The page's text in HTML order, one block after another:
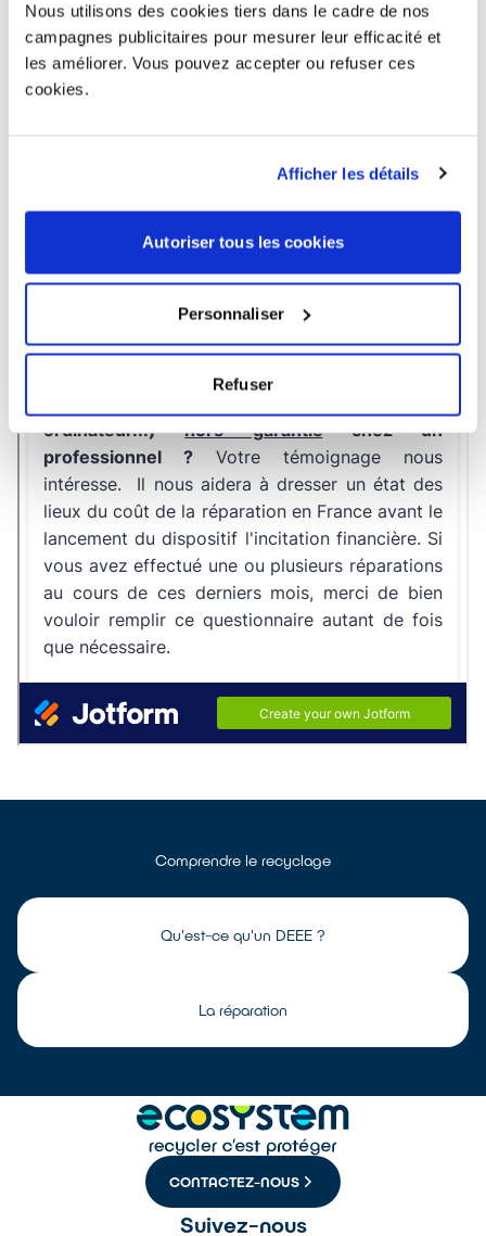
Nous utilisons des cookies tiers dans le cadre de nos
campagnes publicitaires pour mesurer leur efficacité et
les améliorer. Vous pouvez accepter ou refuser ces
cookies.
Afficher les détails
Autoriser tous les cookies
Personnaliser
Refuser
Comprendre le recyclage
Qu'est-ce qu'un DEEE ?
La réparation
CONTACTEZ-NOUS
Suivez-nous